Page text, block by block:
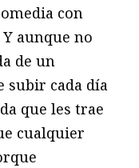
con
aunque no
de un
subir cada día
que les trae
cualquier